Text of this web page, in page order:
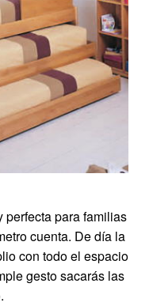
perfecta para familias
cuenta. De día la
con todo el espacio
gesto sacarás las